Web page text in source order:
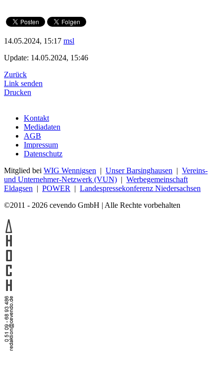
14.05.2024, 15:17 msl
Update: 14.05.2024, 15:46
Zurück
Link senden
Drucken
Kontakt
Mediadaten
AGB
Impressum
Datenschutz
Mitglied bei WIG Wennigsen | Unser Barsinghausen | Vereins-
und Unternehmer-Netzwerk (VUN) | Werbegemeinschaft
Eldagsen | POWER | Landespressekonferenz Niedersachsen
©2011 - 2026 cevendo GmbH | Alle Rechte vorbehalten